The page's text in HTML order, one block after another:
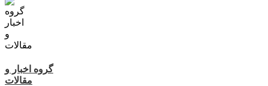
گروه اخبار و
مقالات